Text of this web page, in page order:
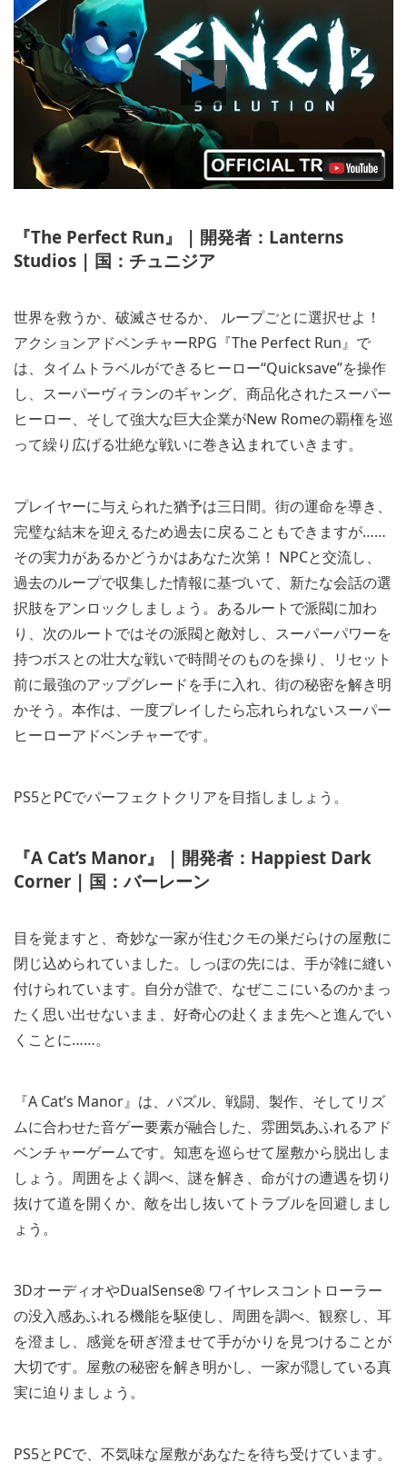
Play
Video
『The Perfect Run』 | 開発者：Lanterns
Studios | 国：チュニジア
世界を救うか、破滅させるか、 ループごとに選択せよ！
アクションアドベンチャーRPG『The Perfect Run』で
は、タイムトラベルができるヒーロー“Quicksave”を操作
し、スーパーヴィランのギャング、商品化されたスーパー
ヒーロー、そして強大な巨大企業がNew Romeの覇権を巡
って繰り広げる壮絶な戦いに巻き込まれていきます。
プレイヤーに与えられた猶予は三日間。街の運命を導き、
完璧な結末を迎えるため過去に戻ることもできますが……
その実力があるかどうかはあなた次第！ NPCと交流し、
過去のループで収集した情報に基づいて、新たな会話の選
択肢をアンロックしましょう。あるルートで派閥に加わ
り、次のルートではその派閥と敵対し、スーパーパワーを
持つボスとの壮大な戦いで時間そのものを操り、リセット
前に最強のアップグレードを手に入れ、街の秘密を解き明
かそう。本作は、一度プレイしたら忘れられないスーパー
ヒーローアドベンチャーです。
PS5とPCでパーフェクトクリアを目指しましょう。
『A Cat’s Manor』 | 開発者：Happiest Dark
Corner | 国：バーレーン
目を覚ますと、奇妙な一家が住むクモの巣だらけの屋敷に
閉じ込められていました。しっぽの先には、手が雑に縫い
付けられています。自分が誰で、なぜここにいるのかまっ
たく思い出せないまま、好奇心の赴くまま先へと進んでい
くことに……。
『A Cat’s Manor』は、パズル、戦闘、製作、そしてリズ
ムに合わせた音ゲー要素が融合した、雰囲気あふれるアド
ベンチャーゲームです。知恵を巡らせて屋敷から脱出しま
しょう。周囲をよく調べ、謎を解き、命がけの遭遇を切り
抜けて道を開くか、敵を出し抜いてトラブルを回避しまし
ょう。
3DオーディオやDualSense® ワイヤレスコントローラー
の没入感あふれる機能を駆使し、周囲を調べ、観察し、耳
を澄まし、感覚を研ぎ澄ませて手がかりを見つけることが
大切です。屋敷の秘密を解き明かし、一家が隠している真
実に迫りましょう。
PS5とPCで、不気味な屋敷があなたを待ち受けています。